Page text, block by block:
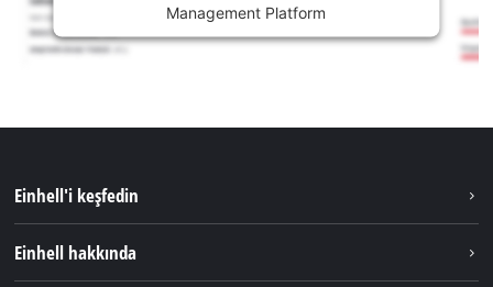
Management Platform
Einhell'i keşfedin
Einhell hakkında